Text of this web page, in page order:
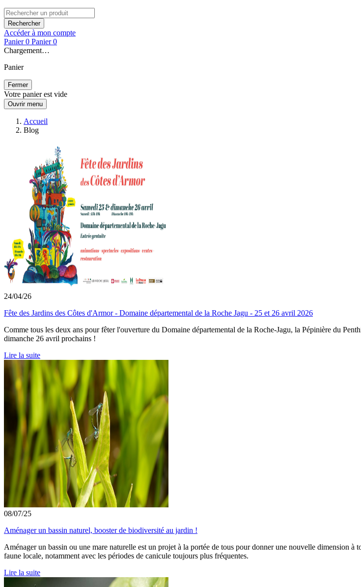
Rechercher
Accéder à mon compte
Panier 0 Panier 0
Chargement…
Panier
Fermer
Votre panier est vide
Ouvrir menu
Accueil
Blog
24/04/26
Fête des Jardins des Côtes d'Armor - Domaine départemental de la Roche Jagu - 25 et 26 avril 2026
Comme tous les deux ans pour fêter l'ouverture du Domaine départemental de la Roche-Jagu, la Pépinière du
dimanche 26 avril prochains !
Lire la suite
08/07/25
Aménager un bassin naturel, booster de biodiversité au jardin !
Aménager un bassin ou une mare naturelle est un projet à la portée de tous pour donner une nouvelle dimension
faune locale, notamment avec les périodes de canicule toujours plus fréquentes.
Lire la suite